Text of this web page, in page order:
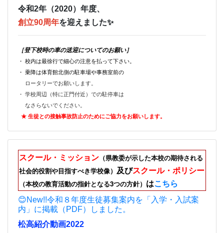
令和2年（2020）年度、
創立90周年を迎えました✨
［登下校時の車の送迎についてのお願い］
・ 校内は最徐行で細心の注意を払って下さい。
・ 乗降は体育館北側の駐車場や事務室前の
ロータリーでお願いします。
・ 学校周辺（特に正門付近）での駐停車は
なさらないでください。
★ 生徒との接触事故防止のためにご協力をお願いします。
スクール・ミッション （県教委が示した本校の期待される
社会的役割や目指すべき学校像） 及びスクール・ポリシー
（本校の教育活動の指針となる3つの方針） はこちら
😊New!!令和８年度生徒募集案内を「入学・入試案
内」に掲載（PDF）しました。
松高紹介動画2022